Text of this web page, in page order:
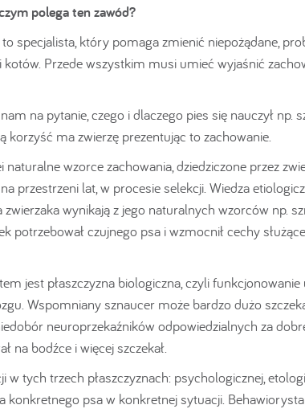
polega ten zawód?
specjalista, który pomaga zmienić niepożądane,
Przede wszystkim musi umieć wyjaśnić
na pytanie, czego i dlaczego pies się nauczył np.
korzyść ma zwierzę prezentując to zachowanie.
naturalne wzorce zachowania, dziedziczone przez
przestrzeni lat, w procesie selekcji. Wiedza
wynikają z jego naturalnych wzorców np.
potrzebował czujnego psa i wzmocnił cechy
jest płaszczyzna biologiczna, czyli funkcjonowanie
Wspomniany sznaucer może bardzo dużo
neuroprzekaźników odpowiedzialnych za
na bodźce i więcej szczekał.
w tych trzech płaszczyznach: psychologicznej,
konkretnego psa w konkretnej sytuacji.